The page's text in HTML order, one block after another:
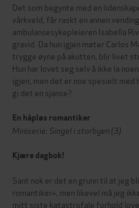
Det som begynte med en
vårkveld, får raskt en annen
ambulansesykepleieren Isabella
gravid. Da hun igjen møter Carlos
trygge øyne på akutten, blir livet
Hun har lovet seg selv å ikke la
igjen, men det er noe spesielt med
gi det en sjanse?
En håpløs romantiker
Miniserie: Singel i storbyen (3)
Kjære dagbok!
Sant nok er det en grunn til at jeg
romantiker», men likevel må jeg
mitt siste katastrofale forhold